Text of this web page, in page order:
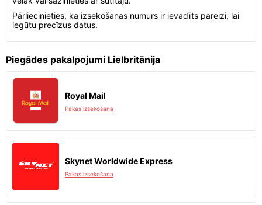
Pārliecinieties, ka izsekošanas numurs ir ievadīts pareizi, lai
iegūtu precīzus datus.
Piegādes pakalpojumi Lielbritānija
Royal Mail
Pakas izsekošana
Skynet Worldwide Express
Pakas izsekošana